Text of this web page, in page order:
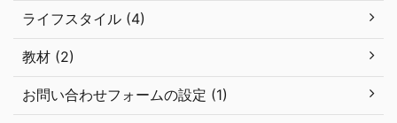
ライフスタイル (4)
教材 (2)
お問い合わせフォームの設定 (1)